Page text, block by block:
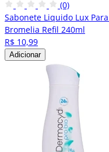
(0)
Sabonete Liquido Lux
Bromelia Refil 240ml
R$ 10,99
Adicionar